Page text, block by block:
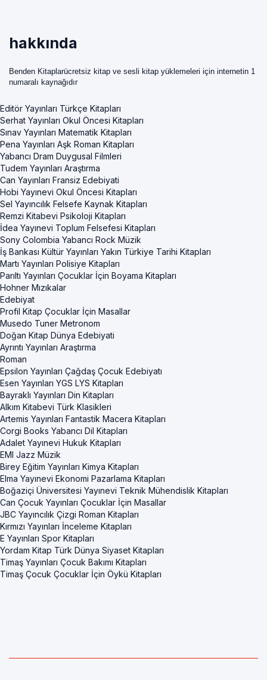
hakkında
Benden Kitaplarücretsiz kitap ve sesli kitap yüklemeleri için internetin 1
numaralı kaynağıdır
Editör Yayınları Türkçe Kitapları
Serhat Yayınları Okul Öncesi Kitapları
Sınav Yayınları Matematik Kitapları
Pena Yayınları Aşk Roman Kitapları
Yabancı Dram Duygusal Filmleri
Tudem Yayınları Araştırma
Can Yayınları Fransiz Edebiyati
Hobi Yayınevi Okul Öncesi Kitapları
Sel Yayıncılık Felsefe Kaynak Kitapları
Remzi Kitabevi Psikoloji Kitapları
İdea Yayınevi Toplum Felsefesi Kitapları
Sony Colombia Yabancı Rock Müzik
İş Bankası Kültür Yayınları Yakın Türkiye Tarihi Kitapları
Martı Yayınları Polisiye Kitapları
Parıltı Yayınları Çocuklar İçin Boyama Kitapları
Hohner Mızıkalar
Edebiyat
Profil Kitap Çocuklar İçin Masallar
Musedo Tuner Metronom
Doğan Kitap Dünya Edebiyati
Ayrıntı Yayınları Araştırma
Roman
Epsilon Yayınları Çağdaş Çocuk Edebiyatı
Esen Yayınları YGS LYS Kitapları
Bayraklı Yayınları Din Kitapları
Alkım Kitabevi Türk Klasikleri
Artemis Yayınları Fantastik Macera Kitapları
Corgi Books Yabancı Dil Kitapları
Adalet Yayınevi Hukuk Kitapları
EMI Jazz Müzik
Birey Eğitim Yayınları Kimya Kitapları
Elma Yayınevi Ekonomi Pazarlama Kitapları
Boğaziçi Üniversitesi Yayınevi Teknik Mühendislik Kitapları
Can Çocuk Yayınları Çocuklar İçin Masallar
JBC Yayıncılık Çizgi Roman Kitapları
Kırmızı Yayınları İnceleme Kitapları
E Yayınları Spor Kitapları
Yordam Kitap Türk Dünya Siyaset Kitapları
Timaş Yayınları Çocuk Bakımı Kitapları
Timaş Çocuk Çocuklar İçin Öykü Kitapları